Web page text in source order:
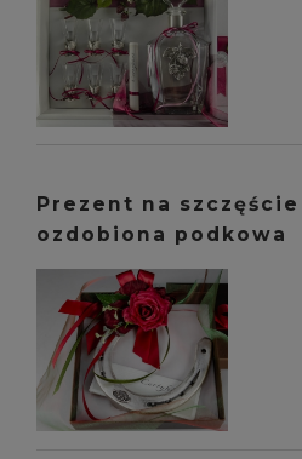
Prezent na
ozdobiona podkowa